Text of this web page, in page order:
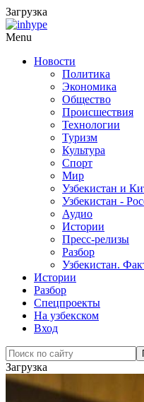
Загрузка
Menu
Новости
Политика
Экономика
Общество
Происшествия
Технологии
Туризм
Культура
Спорт
Мир
Узбекистан и
Узбекистан -
Аудио
Истории
Пресс-релизы
Разбор
Узбекистан.
Истории
Разбор
Спецпроекты
На узбекском
Вход
Загрузка